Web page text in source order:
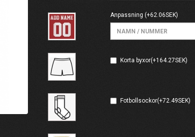
Anpassning (+62.06SEK)
Korta byxor(+164.27SEK)
Fotbollsockor(+72.49SEK)